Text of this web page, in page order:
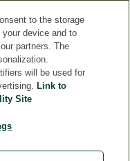
to the storage
device and to
partners. The
will be used for
Link to
Site